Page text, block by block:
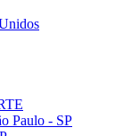
Paulo - SP